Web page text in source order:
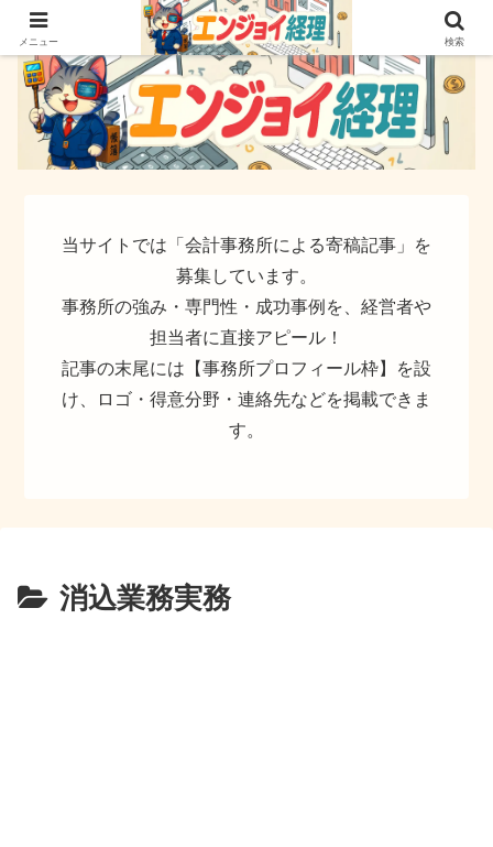
簿記でなく実務ができるサイト
当サイトでは「会計事務所による寄稿記事」を
募集しています。
事務所の強み・専門性・成功事例を、経営者や
担当者に直接アピール！
記事の末尾には【事務所プロフィール枠】を設
け、ロゴ・得意分野・連絡先などを掲載できま
す。
消込業務実務
メニュー 検索